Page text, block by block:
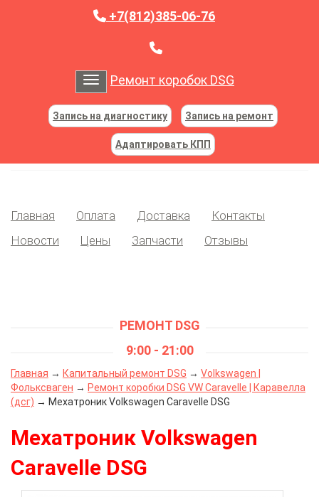
+7(812)385-06-76
Toggle navigation
Ремонт коробок DSG
Запись на диагностику Запись на ремонт
Адаптировать КПП
Главная Оплата Доставка
Контакты
Новости
Цены Запчасти Отзывы
РЕМОНТ DSG
9:00 - 21:00
Главная → Капитальный ремонт DSG → Volkswagen |
Фольксваген → Ремонт коробки DSG VW Caravelle | Каравелла
(дсг) → Мехатроник Volkswagen Caravelle DSG
Мехатроник Volkswagen
Caravelle DSG